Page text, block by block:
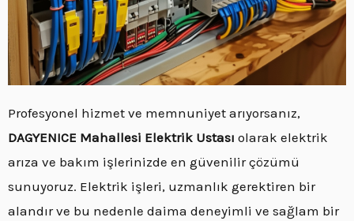
Profesyonel hizmet ve memnuniyet arıyorsanız,
DAGYENICE Mahallesi Elektrik Ustası olarak elektrik
arıza ve bakım işlerinizde en güvenilir çözümü
sunuyoruz. Elektrik işleri, uzmanlık gerektiren bir
alandır ve bu nedenle daima deneyimli ve sağlam bir